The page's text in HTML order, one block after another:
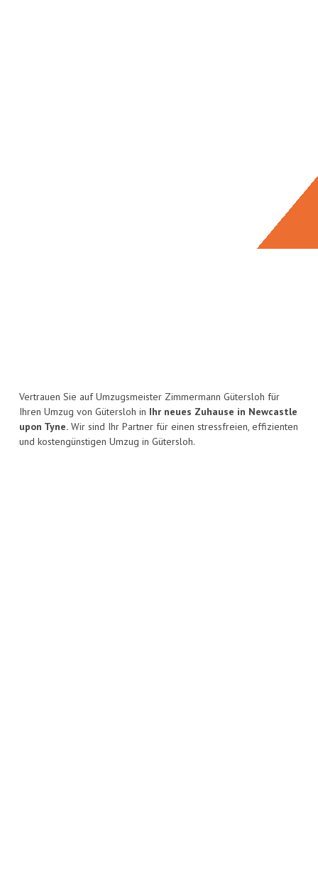
Vertrauen Sie auf Umzugsmeister Zimmermann Gütersloh für
Ihren Umzug von Gütersloh in Ihr neues Zuhause in Newcastle
upon Tyne. Wir sind Ihr Partner für einen stressfreien, effizienten
und kostengünstigen Umzug in Gütersloh.